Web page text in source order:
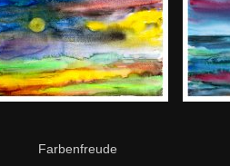
Farbenfreude